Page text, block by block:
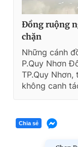
Đồng ruộng
chặn
Những cánh
P.Quy Nhơn
TP.Quy
không canh
Chia sẻ